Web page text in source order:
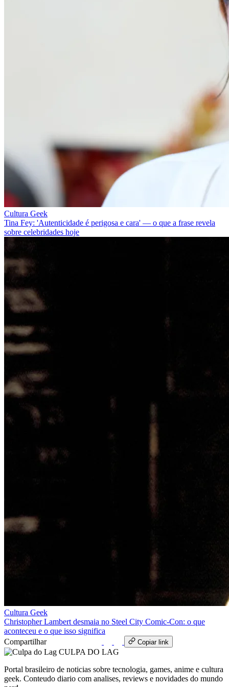
Cultura Geek
Tina Fey: 'Autenticidade é perigosa e cara' — o que a frase revela
sobre celebridades hoje
Cultura Geek
Christopher Lambert desmaia no Steel City Comic-Con: o que
aconteceu e o que isso significa
Compartilhar
Copiar link
CULPA DO LAG
Portal brasileiro de noticias sobre tecnologia, games, anime e cultura
geek. Conteudo diario com analises, reviews e novidades do mundo